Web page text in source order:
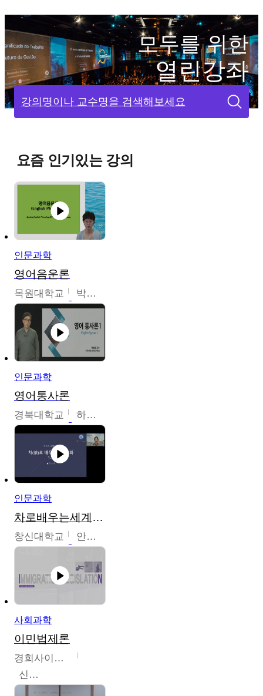
모두를 위한
열린강좌
강의명이나 교수명을 검색해보세요
요즘 인기있는 강의
인문과학
영어음운론
목원대학교 박미숙
인문과학
영어통사론
경북대학교 하승완
인문과학
차로배우는세계문화
창신대학교 안소영
사회과학
이민법제론
경희사이버대학교
신광수